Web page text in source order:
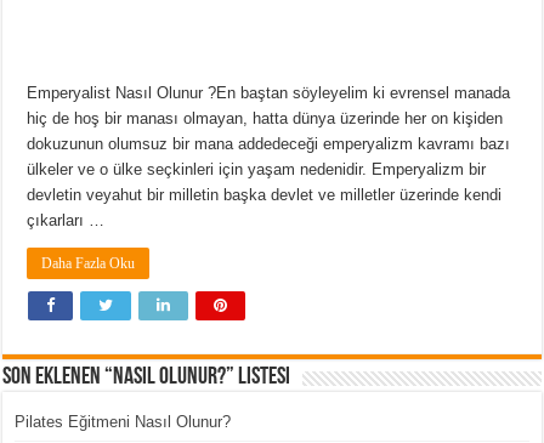
Emperyalist Nasıl Olunur ?En baştan söyleyelim ki evrensel manada
hiç de hoş bir manası olmayan, hatta dünya üzerinde her on kişiden
dokuzunun olumsuz bir mana addedeceği emperyalizm kavramı bazı
ülkeler ve o ülke seçkinleri için yaşam nedenidir. Emperyalizm bir
devletin veyahut bir milletin başka devlet ve milletler üzerinde kendi
çıkarları …
Daha Fazla Oku
Son Eklenen “Nasıl Olunur?” Listesi
Pilates Eğitmeni Nasıl Olunur?